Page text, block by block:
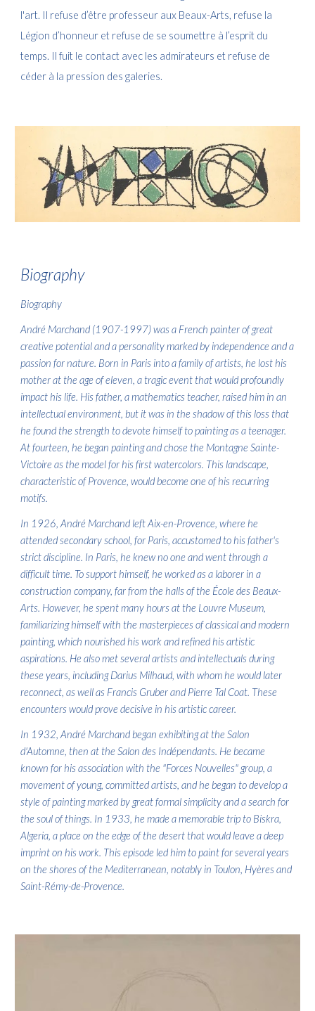
l'art. Il refuse d’être professeur aux Beaux-Arts, refuse la
Légion d’honneur et refuse de se soumettre à l’esprit du
temps. Il fuit le contact avec les admirateurs et refuse de
céder à la pression des galeries.
Biography
Biography
André Marchand (1907-1997) was a French painter of great
creative potential and a personality marked by independence and a
passion for nature. Born in Paris into a family of artists, he lost his
mother at the age of eleven, a tragic event that would profoundly
impact his life. His father, a mathematics teacher, raised him in an
intellectual environment, but it was in the shadow of this loss that
he found the strength to devote himself to painting as a teenager.
At fourteen, he began painting and chose the Montagne Sainte-
Victoire as the model for his first watercolors. This landscape,
characteristic of Provence, would become one of his recurring
motifs.
In 1926, André Marchand left Aix-en-Provence, where he
attended secondary school, for Paris, accustomed to his father's
strict discipline. In Paris, he knew no one and went through a
difficult time. To support himself, he worked as a laborer in a
construction company, far from the halls of the École des Beaux-
Arts. However, he spent many hours at the Louvre Museum,
familiarizing himself with the masterpieces of classical and modern
painting, which nourished his work and refined his artistic
aspirations. He also met several artists and intellectuals during
these years, including Darius Milhaud, with whom he would later
reconnect, as well as Francis Gruber and Pierre Tal Coat. These
encounters would prove decisive in his artistic career.
In 1932, André Marchand began exhibiting at the Salon
d'Automne, then at the Salon des Indépendants. He became
known for his association with the "Forces Nouvelles" group, a
movement of young, committed artists, and he began to develop a
style of painting marked by great formal simplicity and a search for
the soul of things. In 1933, he made a memorable trip to Biskra,
Algeria, a place on the edge of the desert that would leave a deep
imprint on his work. This episode led him to paint for several years
on the shores of the Mediterranean, notably in Toulon, Hyères and
Saint-Rémy-de-Provence.